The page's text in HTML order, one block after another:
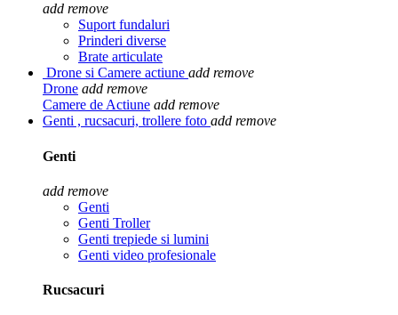
add remove
Suport fundaluri
Prinderi diverse
Brate articulate
Drone si Camere actiune add remove
Drone add remove
Camere de Actiune add remove
Genti , rucsacuri, trollere foto add remove
Genti
add remove
Genti
Genti Troller
Genti trepiede si lumini
Genti video profesionale
Rucsacuri